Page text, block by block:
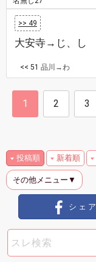
>> 49
大安寺→じ、し
<< 51 品川→わ
1 2 3
投稿順 新着順
その他メニュー▼
シェア